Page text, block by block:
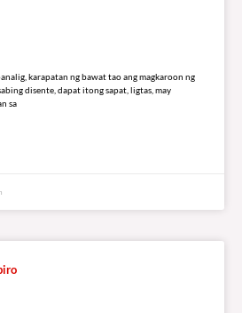
karapatan ng bawat tao ang magkaroon ng
disente, dapat itong sapat, ligtas, may
sa